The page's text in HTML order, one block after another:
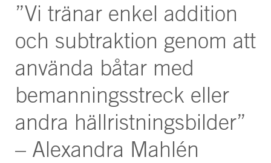
”Vi tränar enkel addition
och subtraktion genom att
använda båtar med
bemanningsstreck eller
andra hällristningsbilder”
– Alexandra Mahlén